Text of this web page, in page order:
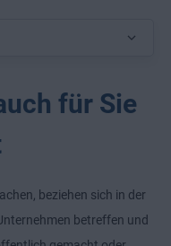
für Sie
beziehen sich in der
betreffen und